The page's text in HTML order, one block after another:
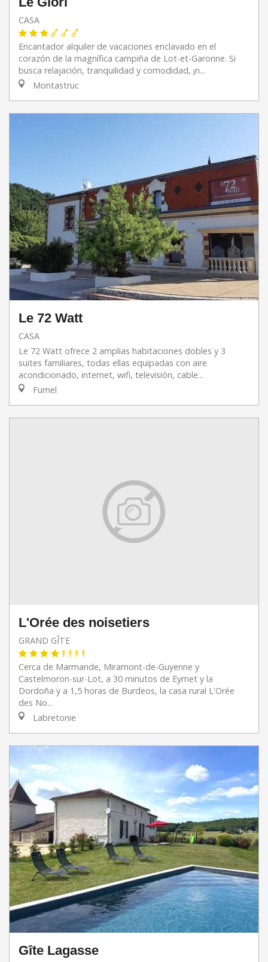
CASA
Encantador alquiler de vacaciones enclavado en el
corazón de la magnífica campiña de Lot-et-Garonne. Si
busca relajación, tranquilidad y comodidad, ¡n...
Montastruc
Le 72 Watt
CASA
Le 72 Watt ofrece 2 amplias habitaciones dobles y 3
suites familiares, todas ellas equipadas con aire
acondicionado, internet, wifi, televisión, cable...
Fumel
L'Orée des noisetiers
GRAND GÎTE
Cerca de Marmande, Miramont-de-Guyenne y
Castelmoron-sur-Lot, a 30 minutos de Eymet y la
Dordoña y a 1,5 horas de Burdeos, la casa rural L'Orée
des No...
Labretonie
Gîte Lagasse